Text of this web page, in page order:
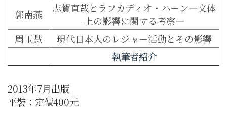
郭南燕
志賀直哉とラフカディオ・ハーン―文体
上の影響に関する考察―
周玉慧
現代日本人のレジャー活動とその影響
執筆者紹介
2013年7月出版
平裝：定價400元